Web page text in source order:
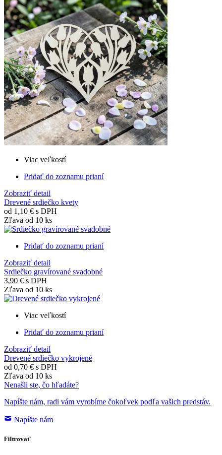
Viac veľkostí
Pridať do zoznamu prianí
Zobraziť detail
Drevené srdiečko kvety
od 1,10 € s DPH
Zľava od 10 ks
Pridať do zoznamu prianí
Zobraziť detail
Srdiečko gravírované svadobné
3,90 € s DPH
Zľava od 10 ks
Viac veľkostí
Pridať do zoznamu prianí
Zobraziť detail
Drevené srdiečko vykrojené
od 0,70 € s DPH
Zľava od 10 ks
Nenašli ste, čo hľadáte?
Napíšte nám, radi vám vyrobíme čokoľvek podľa vašich predstáv.
Napíšte nám
Filtrovať